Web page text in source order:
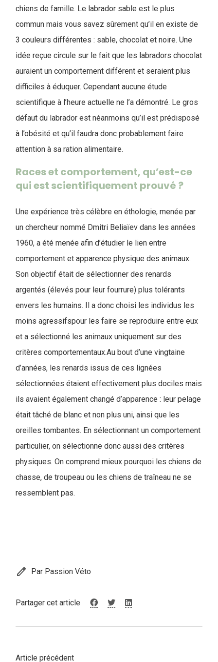
chiens de famille. Le labrador sable est le plus
commun mais vous savez sûrement qu’il en existe de
3 couleurs différentes : sable, chocolat et noire. Une
idée reçue circule sur le fait que les labradors chocolat
auraient un comportement différent et seraient plus
difficiles à éduquer. Cependant aucune étude
scientifique à l’heure actuelle ne l’a démontré. Le gros
défaut du labrador est néanmoins qu’il est prédisposé
à l’obésité et qu’il faudra donc probablement faire
attention à sa ration alimentaire.
Races et comportement, qu’est-ce
qui est scientifiquement prouvé ?
Une expérience très célèbre en éthologie, menée par
un chercheur nommé Dmitri Beliaïev dans les années
1960, a été menée afin d’étudier le lien entre
comportement et apparence physique des animaux.
Son objectif était de sélectionner des renards
argentés (élevés pour leur fourrure) plus tolérants
envers les humains. Il a donc choisi les individus les
moins agressifspour les faire se reproduire entre eux
et a sélectionné les animaux uniquement sur des
critères comportementaux.Au bout d’une vingtaine
d’années, les renards issus de ces lignées
sélectionnées étaient effectivement plus dociles mais
ils avaient également changé d’apparence : leur pelage
était tâché de blanc et non plus uni, ainsi que les
oreilles tombantes. En sélectionnant un comportement
particulier, on sélectionne donc aussi des critères
physiques. On comprend mieux pourquoi les chiens de
chasse, de troupeau ou les chiens de traîneau ne se
ressemblent pas.
edit Par Passion Véto
Partager cet article
Article précédent